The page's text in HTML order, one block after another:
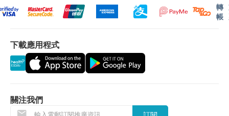
轉
帳
下載應用程式
關注我們